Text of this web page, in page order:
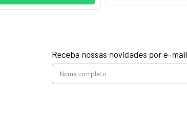
Receba nossas novidades por e-mail